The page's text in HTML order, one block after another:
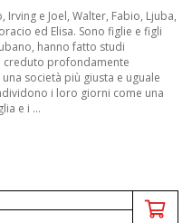
Irving e Joel, Walter, Fabio, Ljuba,
ed Elisa. Sono figlie e figli
hanno fatto studi
creduto profondamente
società più giusta e uguale
i loro giorni come una
e i ...